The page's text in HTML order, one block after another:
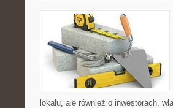
lokalu, ale również o inwestorach,